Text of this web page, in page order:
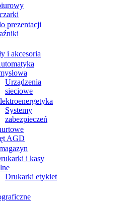
prezentacji
i akcesoria
Urządzenia
sieciowe
Systemy
zabezpieczeń
AGD
i kasy
Drukarki etykiet